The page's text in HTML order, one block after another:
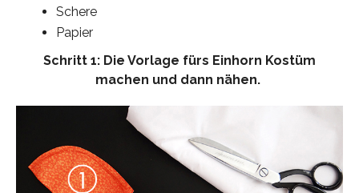
Schere
Papier
Schritt 1: Die Vorlage fürs Einhorn Kostüm
machen und dann nähen.